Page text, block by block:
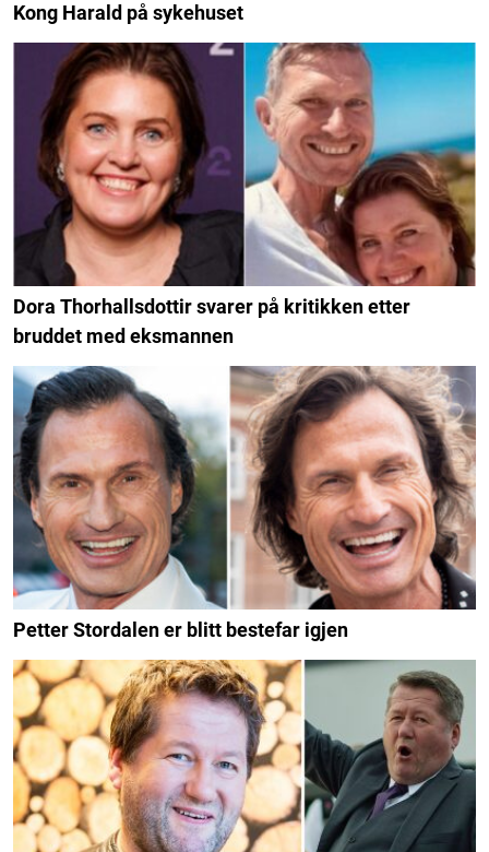
Kong Harald på sykehuset
Dora Thorhallsdottir svarer på kritikken etter
bruddet med eksmannen
Petter Stordalen er blitt bestefar igjen